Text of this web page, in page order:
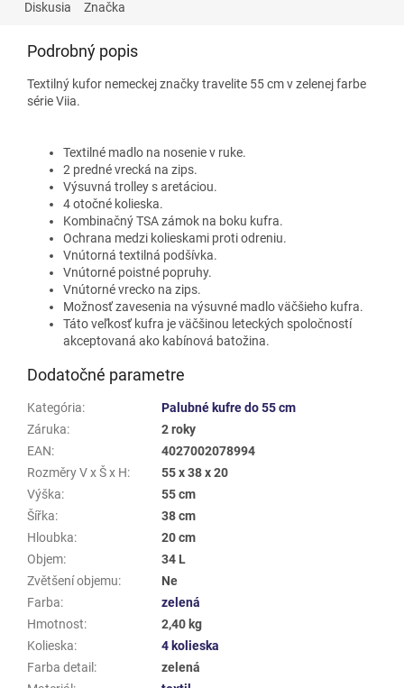
Diskusia Značka
Podrobný popis
Textilný kufor nemeckej značky travelite 55 cm v zelenej farbe
série Viia.
Textilné madlo na nosenie v ruke.
2 predné vrecká na zips.
Výsuvná trolley s aretáciou.
4 otočné kolieska.
Kombinačný TSA zámok na boku kufra.
Ochrana medzi kolieskami proti odreniu.
Vnútorná textilná podšívka.
Vnútorné poistné popruhy.
Vnútorné vrecko na zips.
Možnosť zavesenia na výsuvné madlo väčšieho kufra.
Táto veľkosť kufra je väčšinou leteckých spoločností
akceptovaná ako kabínová batožina.
Dodatočné parametre
Kategória:
Palubné kufre do 55 cm
Záruka:
2 roky
EAN:
4027002078994
Rozměry V x Š x H:
55 x 38 x 20
Výška:
55 cm
Šířka:
38 cm
Hloubka:
20 cm
Objem:
34 L
Zvětšení objemu:
Ne
Farba:
zelená
Hmotnost:
2,40 kg
Kolieska:
4 kolieska
Farba detail :
zelená